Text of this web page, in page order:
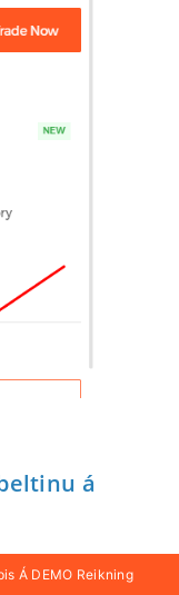
á
í
Á DEMO Reikning